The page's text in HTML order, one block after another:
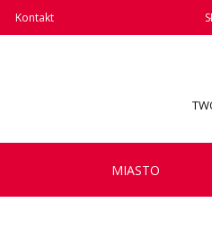
Kontakt
MIASTO